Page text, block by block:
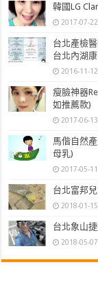
韓國LG
2017-07-22
台北產檢
台北內湖
2016-11-12
瘦臉神器
如推薦款)
2017-06-13
馬偕自然
母乳)
2017-05-11
台北富邦
2018-01-15
台北象山
2018-05-07